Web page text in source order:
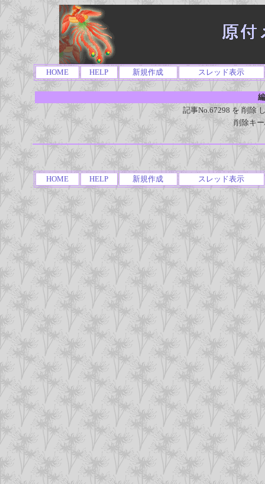
HOME HELP 新規作成 スレッド表示
記事No.67298 を 削除
削除キ
HOME HELP 新規作成 スレッド表示